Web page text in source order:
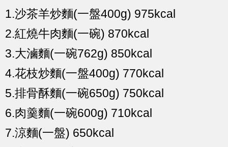
1.沙茶羊炒麵(一盤400g) 975kcal
2.紅燒牛肉麵(一碗) 870kcal
3.大滷麵(一碗762g) 850kcal
4.花枝炒麵(一盤400g) 770kcal
5.排骨酥麵(一碗650g) 750kcal
6.肉羹麵(一碗600g) 710kcal
7.涼麵(一盤) 650kcal